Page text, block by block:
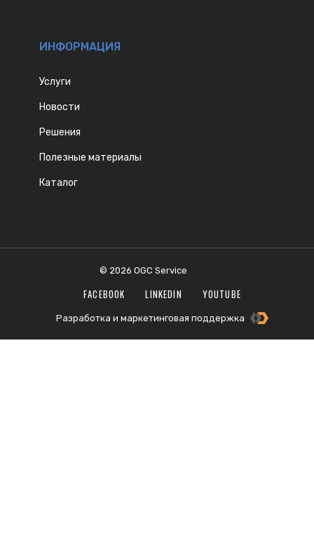
ИНФОРМАЦИЯ
Услуги
Новости
Решения
Полезные материалы
Каталог
© 2026 OGC Service
FACEBOOK LINKEDIN YOUTUBE
Разработка и маркетинговая поддержка